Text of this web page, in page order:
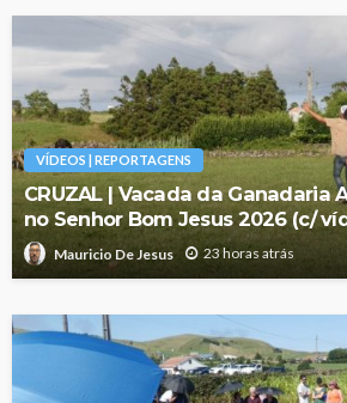
VÍDEOS | REPORTAGENS
CRUZAL | Vacada da Ganadaria
no Senhor Bom Jesus 2026 (c/
Mauricio De Jesus 23 horas atrás